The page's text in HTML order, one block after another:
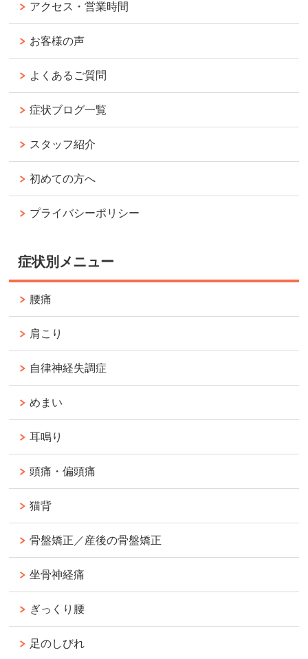
アクセス・営業時間
お客様の声
よくあるご質問
症状ブログ一覧
スタッフ紹介
初めての方へ
プライバシーポリシー
症状別メニュー
腰痛
肩こり
自律神経失調症
めまい
耳鳴り
頭痛・偏頭痛
猫背
骨盤矯正／産後の骨盤矯正
坐骨神経痛
ぎっくり腰
足のしびれ